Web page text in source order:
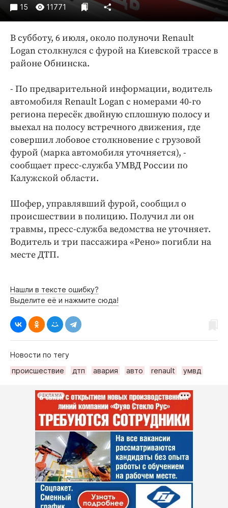
Блоги
Издания
Медиаперсона
Интересное чтиво
Клиника года
Работодатель года
15 11771
В субботу, 6 июля, около полуночи Renault
Logan столкнулся с фурой на Киевской трассе в
районе Обнинска.
- По предварительной информации, водитель
автомобиля Renault Logan с номерами 40-го
региона пересёк двойную сплошную полосу и
выехал на полосу встречного движения, где
совершил лобовое столкновение с грузовой
фурой (марка автомобиля уточняется), -
сообщает пресс-служба УМВД России по
Калужской области.
Шофер, управлявший фурой, сообщил о
происшествии в полицию. Получил ли он
травмы, пресс-служба ведомства не уточняет.
Водитель и три пассажира «Рено» погибли на
месте ДТП.
Нашли в тексте ошибку?
Выделите её и нажмите сюда!
Новости по тегу
происшествие
дтп авария авто renault умвд
РЕКЛАМА